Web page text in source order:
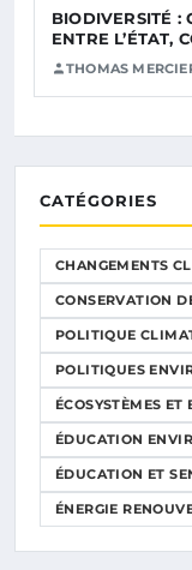
BIODIVERSITÉ :
ENTRE L’ÉTAT,
THOMAS
CATÉGORIES
CHANGEMENTS
CONSERVATION
POLITIQUE
POLITIQUES
ÉCOSYSTÈMES ET
ÉDUCATION
ÉDUCATION ET
ÉNERGIE